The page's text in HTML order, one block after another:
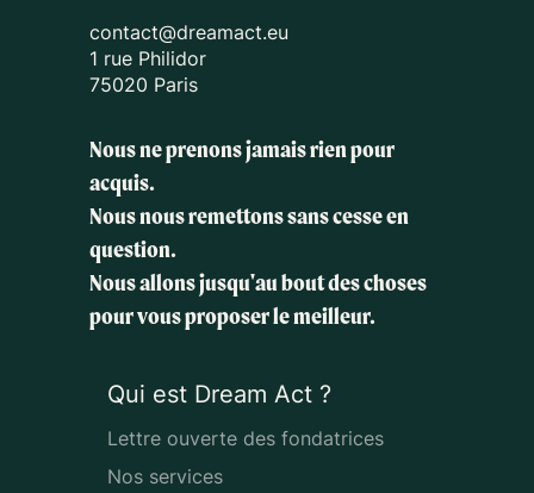
contact@dreamact.eu
1 rue Philidor
75020 Paris
Nous ne prenons jamais rien pour
acquis.
Nous nous remettons sans cesse en
question.
Nous allons jusqu'au bout des choses
pour vous proposer le meilleur.
Qui est Dream Act ?
Lettre ouverte des fondatrices
Nos services